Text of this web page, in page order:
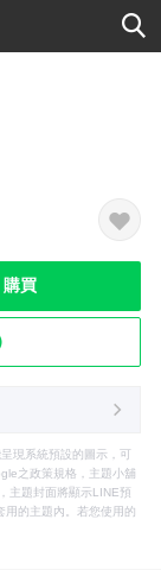
購買
現系統預設的圖示，可
之政策規格，主題小舖
主題封面將顯示LINE預
用的主題內。若您使用的